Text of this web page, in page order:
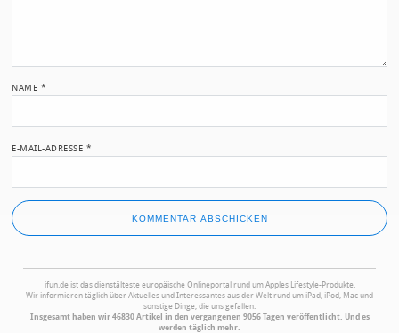
NAME *
E-MAIL-ADRESSE *
ifun.de ist das dienstälteste europäische Onlineportal rund um Apples Lifestyle-Produkte.
Wir informieren täglich über Aktuelles und Interessantes aus der Welt rund um iPad, iPod, Mac und
sonstige Dinge, die uns gefallen.
Insgesamt haben wir 46830 Artikel in den vergangenen 9056 Tagen veröffentlicht. Und es
werden täglich mehr.